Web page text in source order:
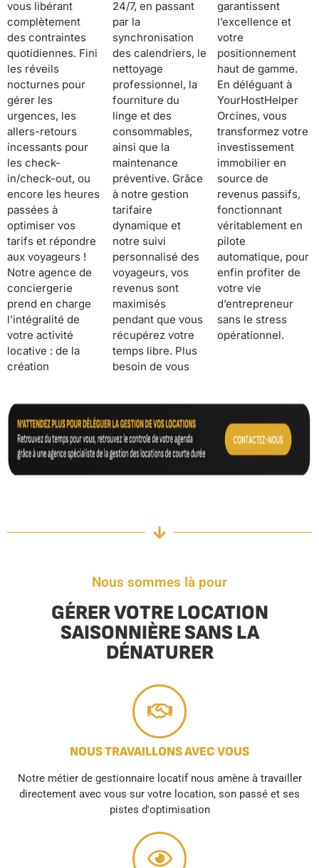
vous libérant
complètement
des contraintes
quotidiennes. Fini
les réveils
nocturnes pour
gérer les
urgences, les
allers-retours
incessants pour
les check-
in/check-out, ou
encore les heures
passées à
optimiser vos
tarifs et répondre
aux voyageurs !
Notre agence de
conciergerie
prend en charge
l’intégralité de
votre activité
locative : de la
création
24/7, en passant
par la
synchronisation
des calendriers, le
nettoyage
professionnel, la
fourniture du
linge et des
consommables,
ainsi que la
maintenance
préventive. Grâce
à notre gestion
tarifaire
dynamique et
notre suivi
personnalisé des
voyageurs, vos
revenus sont
maximisés
pendant que vous
récupérez votre
temps libre. Plus
besoin de vous
garantissent
l’excellence et
votre
positionnement
haut de gamme.
En déléguant à
YourHostHelper
Orcines, vous
transformez votre
investissement
immobilier en
source de
revenus passifs,
fonctionnant
véritablement en
pilote
automatique, pour
enfin profiter de
votre vie
d’entrepreneur
sans le stress
opérationnel.
Nous sommes là pour
GÉRER VOTRE LOCATION
SAISONNIÈRE SANS LA
DÉNATURER
NOUS TRAVAILLONS AVEC VOUS
Notre métier de gestionnaire locatif nous amène à travailler
directement avec vous sur votre location, son passé et ses
pistes d'optimisation